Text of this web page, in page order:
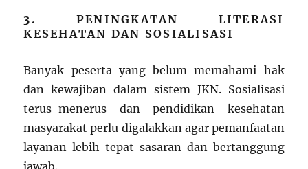
3. PENINGKATAN LITERASI
KESEHATAN DAN SOSIALISASI
Banyak peserta yang belum memahami hak
dan kewajiban dalam sistem JKN. Sosialisasi
terus-menerus dan pendidikan kesehatan
masyarakat perlu digalakkan agar pemanfaatan
layanan lebih tepat sasaran dan bertanggung
jawab.